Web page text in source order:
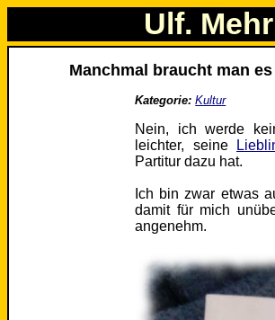
Ulf.
Manchmal braucht man
Kategorie: Kultur
Nein, ich werde
leichter, seine
Partitur dazu hat.
Ich bin zwar etwas
damit für mich
angenehm.